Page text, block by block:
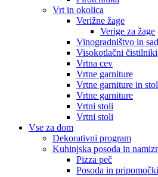
Vrt in okolica
Verižne žage
Verige za žage
Vinogradništvo in
Visokotlačni čistilniki
Vrtna cev
Vrtne garniture
Vrtne garniture in
Vrtne garniture
Vrtni stoli
Vrtni stoli
Vse za dom
Dekorativni program
Kuhinjska posoda in
Pizza peč
Posoda in pripomočki